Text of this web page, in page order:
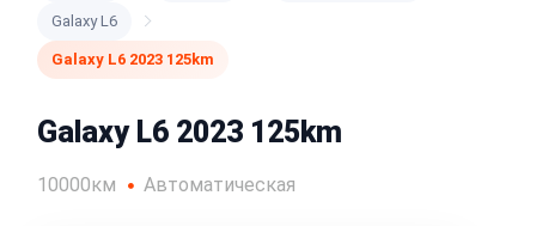
Galaxy L6
Galaxy L6 2023 125km
Galaxy L6 2023 125km
10000км Автоматическая